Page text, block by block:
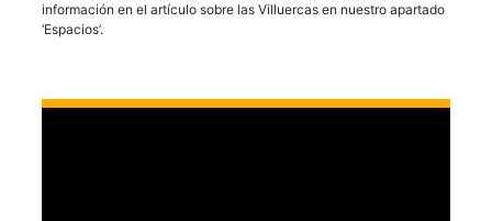
información en el artículo sobre las Villuercas en nuestro apartado
‘Espacios’.